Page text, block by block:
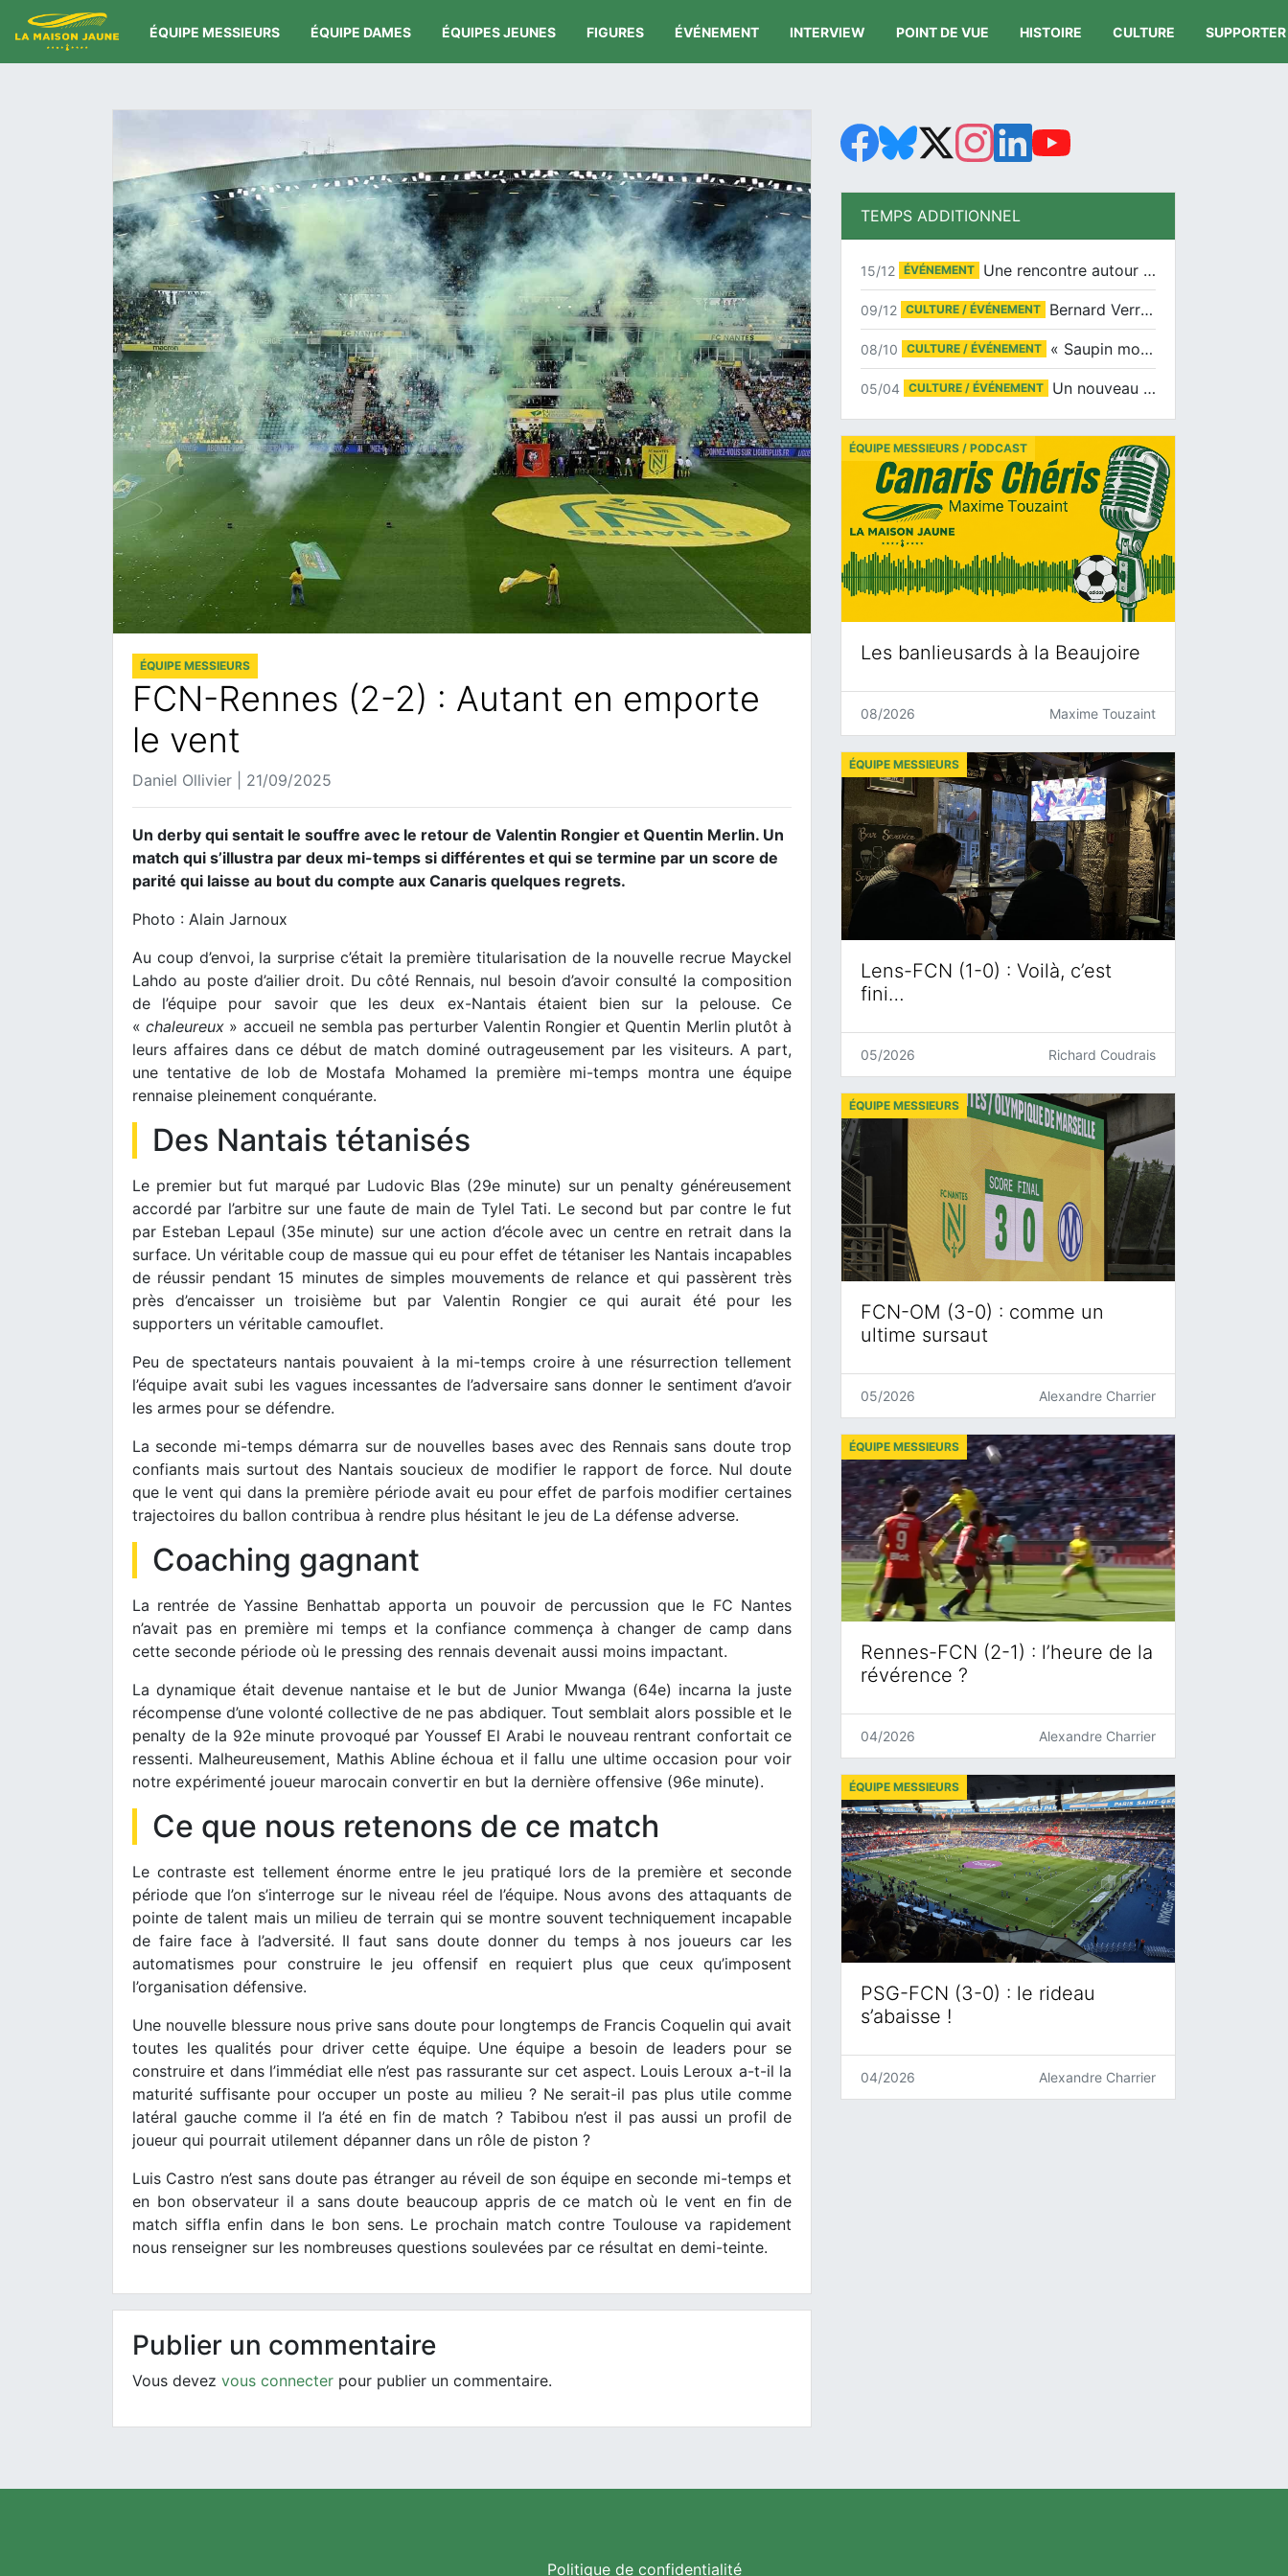
ÉQUIPE MESSIEURS ÉQUIPE DAMES ÉQUIPES JEUNES FIGURES ÉVÉNEMENT INTERVIEW POINT DE VUE HISTOIRE CULTURE SUPPORTER
ÉQUIPE MESSIEURS
FCN-Rennes (2-2) : Autant en emporte
le vent
Daniel Ollivier | 21/09/2025
Un derby qui sentait le souffre avec le retour de Valentin Rongier et Quentin Merlin. Un
match qui s’illustra par deux mi-temps si différentes et qui se termine par un score de
parité qui laisse au bout du compte aux Canaris quelques regrets.
Photo : Alain Jarnoux
Au coup d’envoi, la surprise c’était la première titularisation de la nouvelle recrue Mayckel
Lahdo au poste d’ailier droit. Du côté Rennais, nul besoin d’avoir consulté la composition
de l’équipe pour savoir que les deux ex-Nantais étaient bien sur la pelouse. Ce
«chaleureux » accueil ne sembla pas perturber Valentin Rongier et Quentin Merlin plutôt à
leurs affaires dans ce début de match dominé outrageusement par les visiteurs. A part,
une tentative de lob de Mostafa Mohamed la première mi-temps montra une équipe
rennaise pleinement conquérante.
Des Nantais tétanisés
Le premier but fut marqué par Ludovic Blas (29e minute) sur un penalty généreusement
accordé par l’arbitre sur une faute de main de Tylel Tati. Le second but par contre le fut
par Esteban Lepaul (35e minute) sur une action d’école avec un centre en retrait dans la
surface. Un véritable coup de massue qui eu pour effet de tétaniser les Nantais incapables
de réussir pendant 15 minutes de simples mouvements de relance et qui passèrent très
près d’encaisser un troisième but par Valentin Rongier ce qui aurait été pour les
supporters un véritable camouflet.
Peu de spectateurs nantais pouvaient à la mi-temps croire à une résurrection tellement
l’équipe avait subi les vagues incessantes de l’adversaire sans donner le sentiment d’avoir
les armes pour se défendre.
La seconde mi-temps démarra sur de nouvelles bases avec des Rennais sans doute trop
confiants mais surtout des Nantais soucieux de modifier le rapport de force. Nul doute
que le vent qui dans la première période avait eu pour effet de parfois modifier certaines
trajectoires du ballon contribua à rendre plus hésitant le jeu de La défense adverse.
Coaching gagnant
La rentrée de Yassine Benhattab apporta un pouvoir de percussion que le FC Nantes
n’avait pas en première mi temps et la confiance commença à changer de camp dans
cette seconde période où le pressing des rennais devenait aussi moins impactant.
La dynamique était devenue nantaise et le but de Junior Mwanga (64e) incarna la juste
récompense d’une volonté collective de ne pas abdiquer. Tout semblait alors possible et le
penalty de la 92e minute provoqué par Youssef El Arabi le nouveau rentrant confortait ce
ressenti. Malheureusement, Mathis Abline échoua et il fallu une ultime occasion pour voir
notre expérimenté joueur marocain convertir en but la dernière offensive (96e minute).
Ce que nous retenons de ce match
Le contraste est tellement énorme entre le jeu pratiqué lors de la première et seconde
période que l’on s’interroge sur le niveau réel de l’équipe. Nous avons des attaquants de
pointe de talent mais un milieu de terrain qui se montre souvent techniquement incapable
de faire face à l’adversité. Il faut sans doute donner du temps à nos joueurs car les
automatismes pour construire le jeu offensif en requiert plus que ceux qu’imposent
l’organisation défensive.
Une nouvelle blessure nous prive sans doute pour longtemps de Francis Coquelin qui avait
toutes les qualités pour driver cette équipe. Une équipe a besoin de leaders pour se
construire et dans l’immédiat elle n’est pas rassurante sur cet aspect. Louis Leroux a-t-il la
maturité suffisante pour occuper un poste au milieu ? Ne serait-il pas plus utile comme
latéral gauche comme il l’a été en fin de match ? Tabibou n’est il pas aussi un profil de
joueur qui pourrait utilement dépanner dans un rôle de piston ?
Luis Castro n’est sans doute pas étranger au réveil de son équipe en seconde mi-temps et
en bon observateur il a sans doute beaucoup appris de ce match où le vent en fin de
match siffla enfin dans le bon sens. Le prochain match contre Toulouse va rapidement
nous renseigner sur les nombreuses questions soulevées par ce résultat en demi-teinte.
Publier un commentaire
Vous devez vous connecter pour publier un commentaire.
TEMPS ADDITIONNEL
15/12 ÉVÉNEMENT Une rencontre autour de Jean-Claude Suaudeau
09/12 CULTURE / ÉVÉNEMENT Bernard Verret en dédicaces le samedi 13 décembre à l’Espace Culturel Atlantis
08/10 CULTURE / ÉVÉNEMENT « Saupin mon amour » au salon du livre de Trentemoult
05/04 CULTURE / ÉVÉNEMENT Un nouveau tirage pour le Docu-BD
Les banlieusards à la Beaujoire
ÉQUIPE MESSIEURS / PODCAST
08/2026 Maxime Touzaint
Lens-FCN (1-0) : Voilà, c’est
fini…
ÉQUIPE MESSIEURS
05/2026 Richard Coudrais
FCN-OM (3-0) : comme un
ultime sursaut
ÉQUIPE MESSIEURS
05/2026 Alexandre Charrier
Rennes-FCN (2-1) : l’heure de la
révérence ?
ÉQUIPE MESSIEURS
04/2026 Alexandre Charrier
PSG-FCN (3-0) : le rideau
s’abaisse !
ÉQUIPE MESSIEURS
04/2026 Alexandre Charrier
Politique de confidentialité